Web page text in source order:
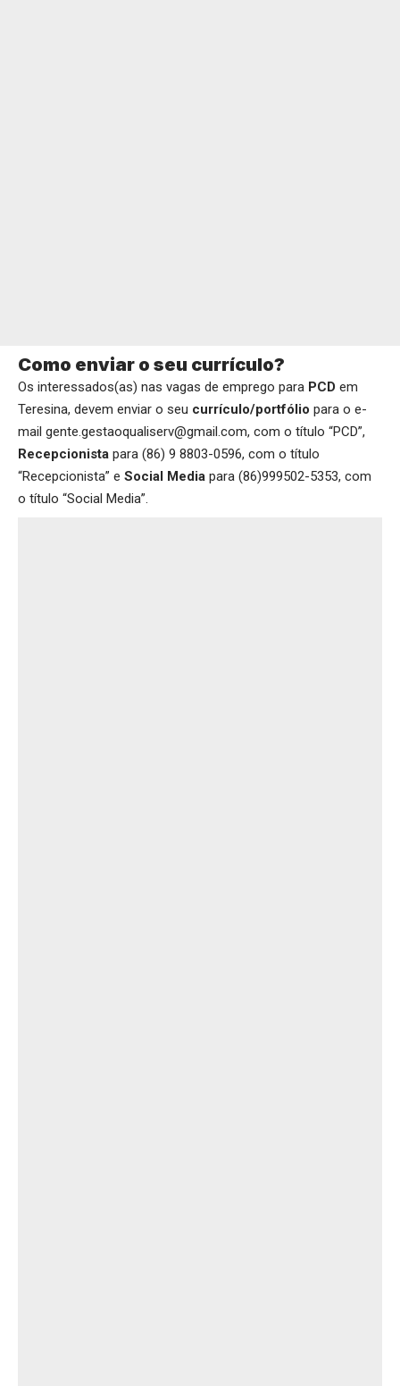
Como enviar o seu currículo?
Os interessados(as) nas vagas de emprego para PCD em
Teresina, devem enviar o seu currículo/portfólio para o e-
mail gente.gestaoqualiserv@gmail.com, com o título “PCD”,
Recepcionista para (86) 9 8803-0596, com o título
“Recepcionista” e Social Media para (86)999502-5353, com
o título “Social Media”.